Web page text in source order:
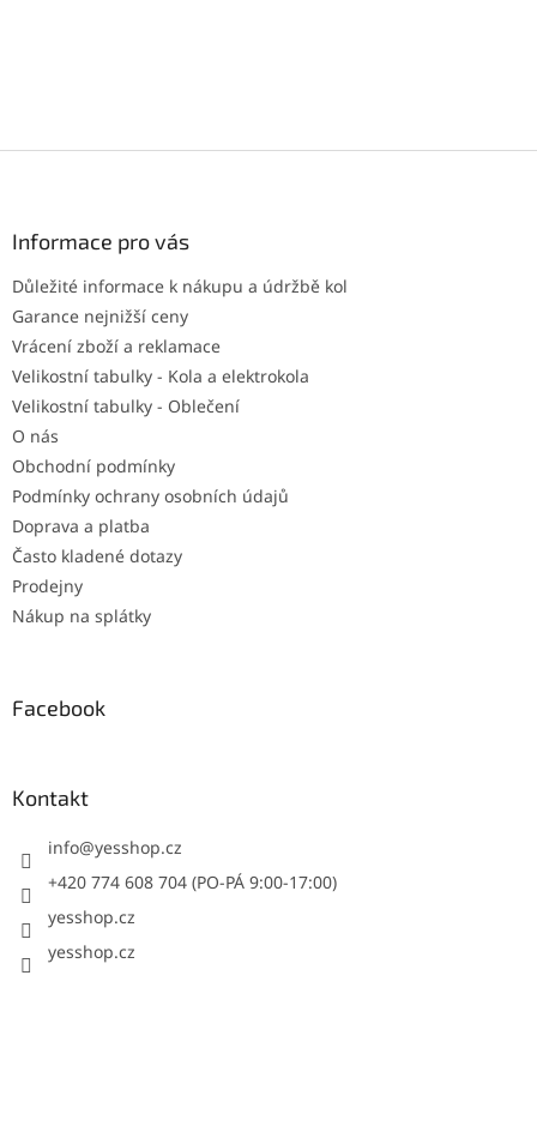
Informace pro vás
Důležité informace k nákupu a údržbě kol
Garance nejnižší ceny
Vrácení zboží a reklamace
Velikostní tabulky - Kola a elektrokola
Velikostní tabulky - Oblečení
O nás
Obchodní podmínky
Podmínky ochrany osobních údajů
Doprava a platba
Často kladené dotazy
Prodejny
Nákup na splátky
Facebook
Kontakt
info@yesshop.cz
+420 774 608 704 (PO-PÁ 9:00-17:00)
yesshop.cz
yesshop.cz